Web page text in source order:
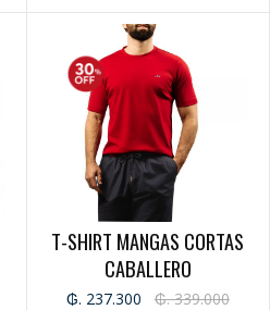
T-SHIRT MANGAS CORTAS
CABALLERO
₲. 237.300 ₲. 339.000